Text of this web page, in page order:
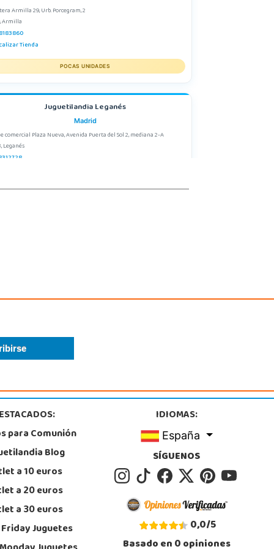
Armilla 29, Urb. Porcegram, 2
Armilla
Tienda
POCAS UNIDADES
Juguetilandia Leganés
Madrid
comercial Plaza Nueva, Avenida Puerta del Sol 2, mediana 2-A
Leganés
POCAS UNIDADES
Tienda
Juguetilandia San Juan
Alicante-Valencia, Km. 88.8 - 14.1 Pol. H
San Juan
655 958
para Comunión
Blog
a 10 euros
a 20 euros
a 30 euros
Juguetes
IDIOMAS:
España
SÍGUENOS
0,0/5
Basado en0opiniones